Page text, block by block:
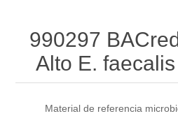
990297
Alto E.
Material de referencia